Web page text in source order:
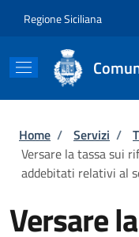
Regione Siciliana
Briciole di
Home / Servizi /
Versare la tassa sui
addebitati relativi al
Versare